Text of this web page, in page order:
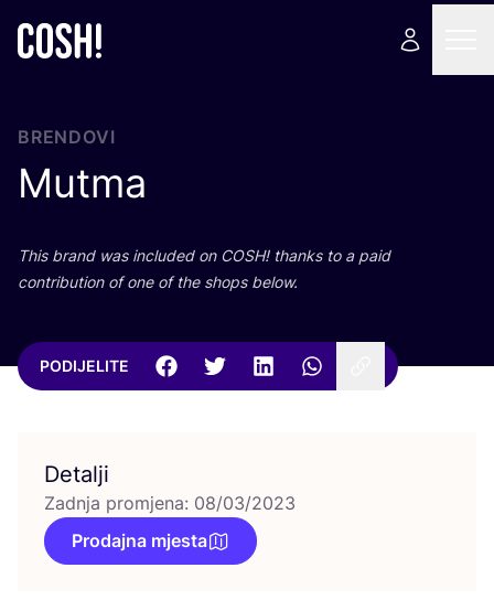
BRENDOVI
Mutma
This brand was inclu­ded on COSH! than­ks to a paid
con­tri­bu­ti­on of one of the shops below.
PODIJELITE
Detalji
Zadnja promjena: 08/03/2023
Prodajna mjesta